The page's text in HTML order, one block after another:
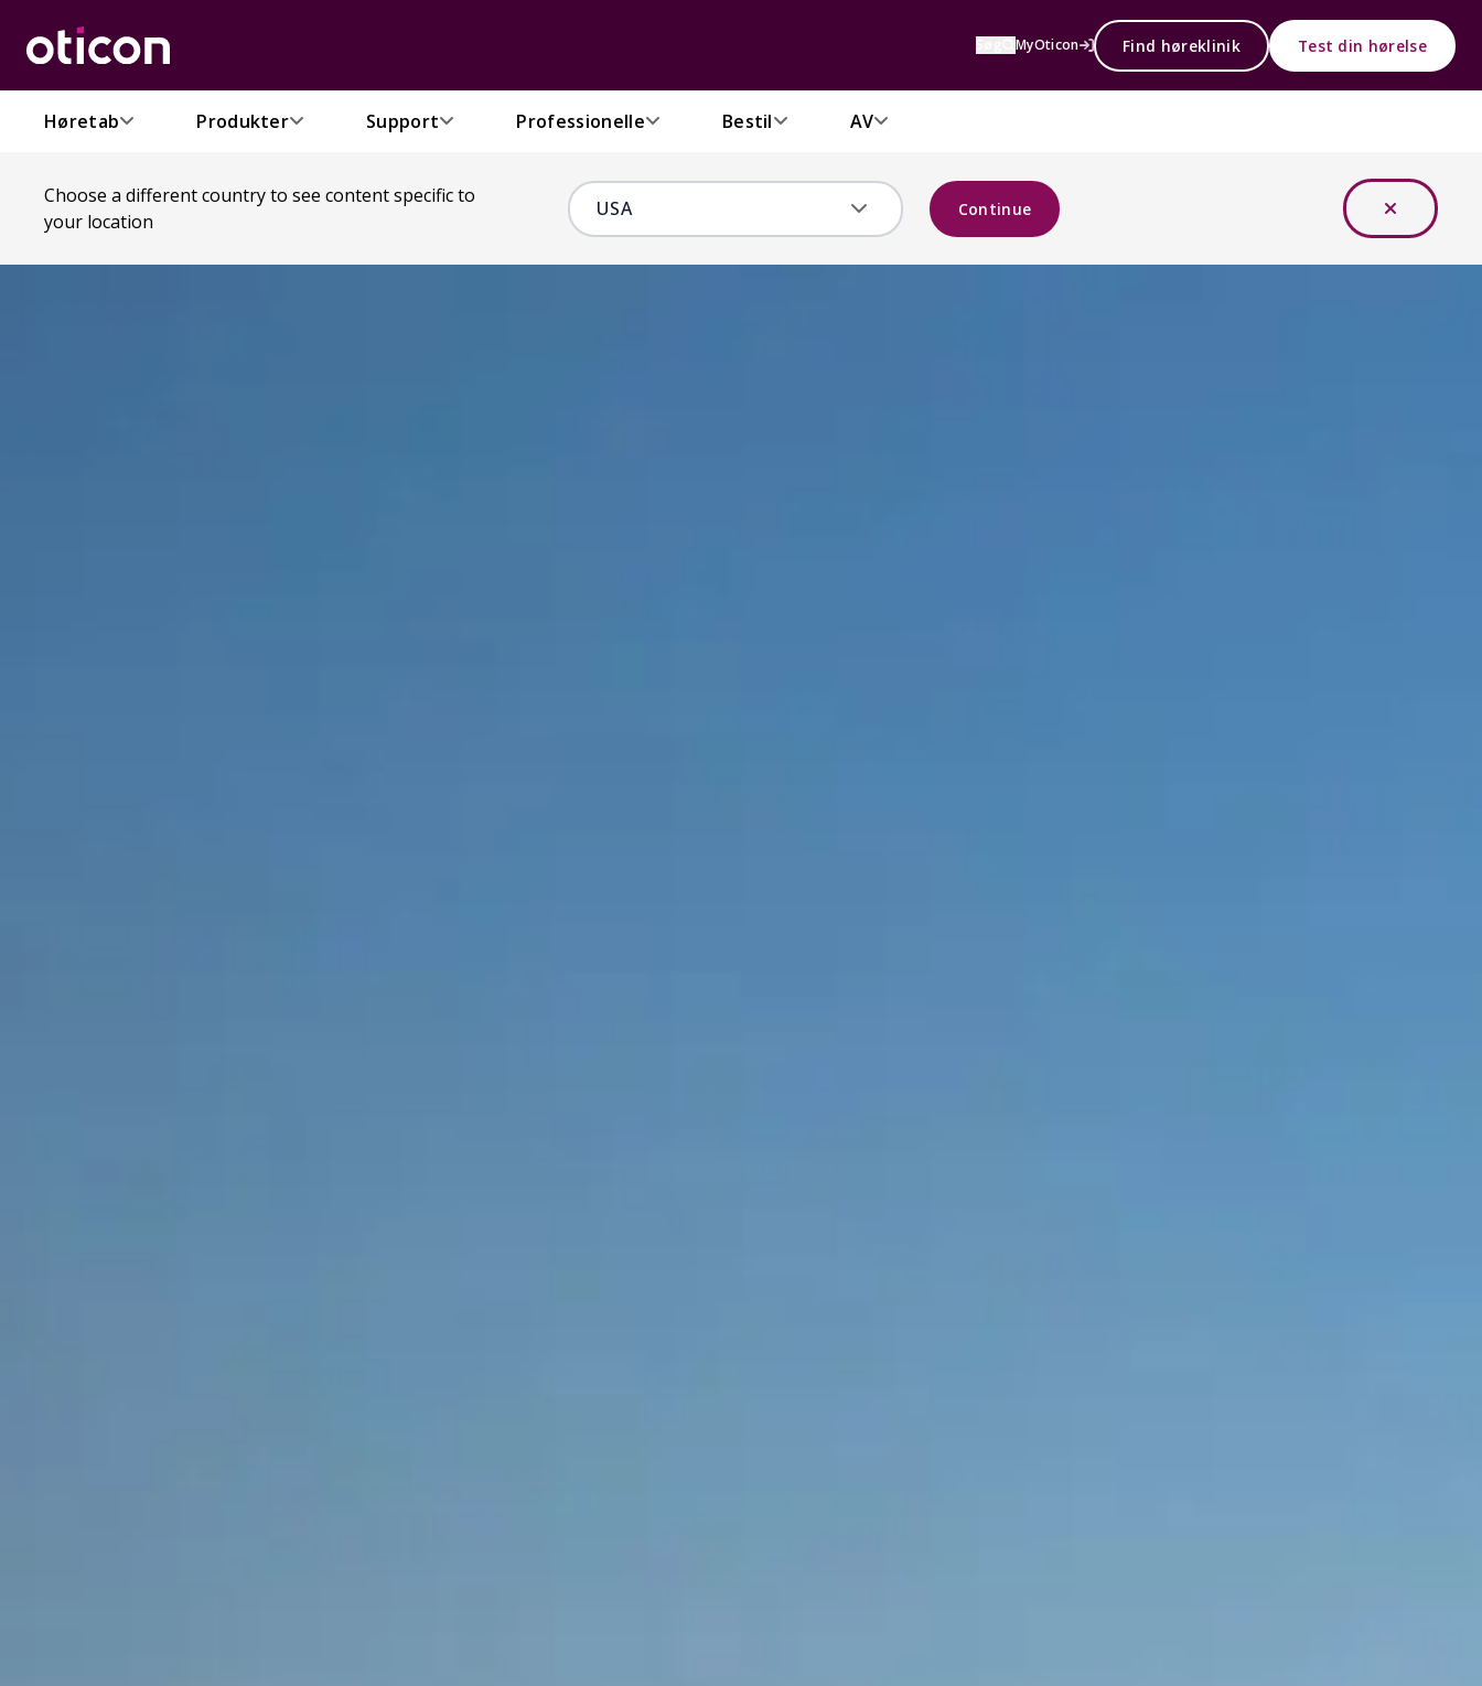
MyOticon Find høreklinik Test din hørelse
Høretab Produkter Support Professionelle Bestil AV
Choose a different country to see content specific to
your location
Continue